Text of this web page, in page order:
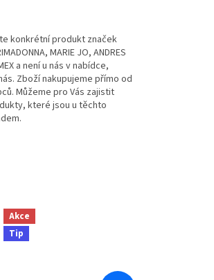
konkrétní produkt značek
MARIE JO, ANDRES
a není u nás v nabídce,
Zboží nakupujeme přímo od
Můžeme pro Vás zajistit
které jsou u těchto
Akce
Tip